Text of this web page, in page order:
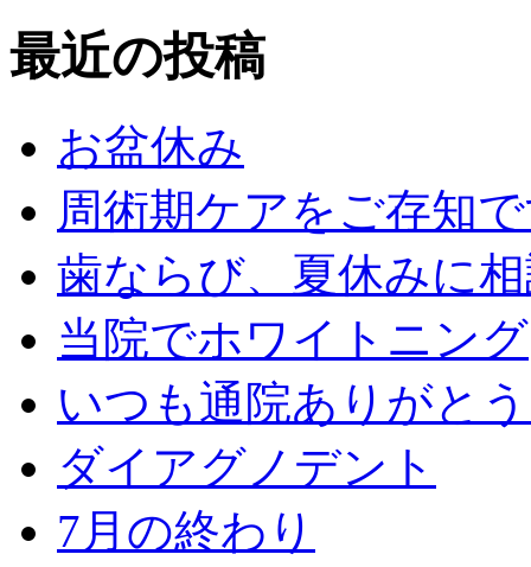
最近の投稿
お盆休み
周術期ケアをご存知
歯ならび、夏休みに
当院でホワイトニング
いつも通院ありがと
ダイアグノデント
7月の終わり